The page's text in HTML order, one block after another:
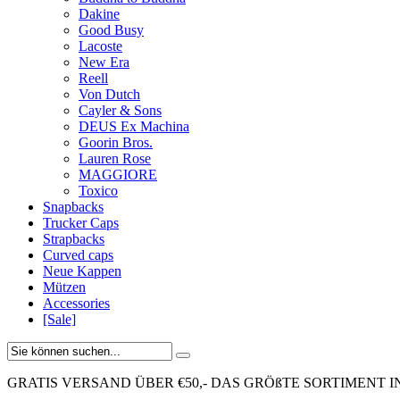
Dakine
Good Busy
Lacoste
New Era
Reell
Von Dutch
Cayler & Sons
DEUS Ex Machina
Goorin Bros.
Lauren Rose
MAGGIORE
Toxico
Snapbacks
Trucker Caps
Strapbacks
Curved caps
Neue Kappen
Mützen
Accessories
[Sale]
GRATIS VERSAND ÜBER €50,- DAS GRÖßTE SORTIMENT